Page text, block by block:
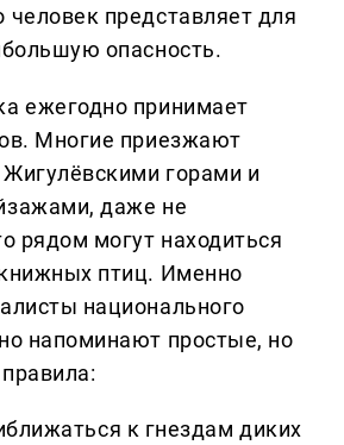
представляет для
опасность.
ежегодно принимает
Многие приезжают
горами и
даже не
рядом могут находиться
птиц. Именно
национального
напоминают простые, но
к гнездам диких